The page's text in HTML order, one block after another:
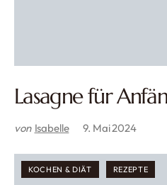
Lasagne für
von Isabelle 9. Mai 2024
KOCHEN & DIÄT REZEPTE